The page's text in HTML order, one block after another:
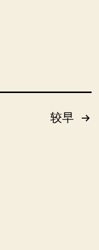
较早